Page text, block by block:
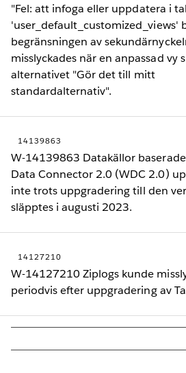
"Fel: att infoga eller uppdatera i
'user_default_customized_views'
begränsningen av
misslyckades när en anpassad vy
alternativet "Gör det till mitt
standardalternativ".
14139863
W-14139863 Datakällor
Data Connector 2.0 (WDC 2.0)
inte trots uppgradering till den
släpptes i augusti 2023.
14127210
W-14127210 Ziplogs kunde
periodvis efter uppgradering av